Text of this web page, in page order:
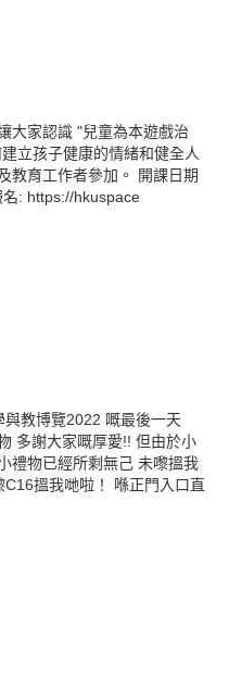
大家認識 "兒童為本遊戲治
立孩子健康的情緒和健全人
教育工作者參加。 開課日期
名: https://hkuspace
教博覽2022 嘅最後一天
多謝大家嘅厚愛!! 但由於小
禮物已經所剩無己 未嚟搵我
搵我哋啦！ 喺正門入口直